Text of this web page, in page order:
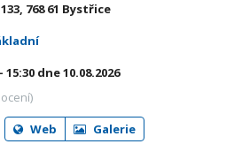
768 61 Bystřice
15:30 dne 10.08.2026
Web Galerie